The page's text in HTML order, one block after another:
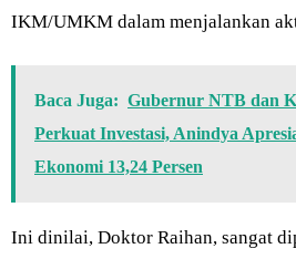
IKM/UMKM dalam menjalankan
Baca Juga: Gubernur NTB dan
Perkuat Investasi, Anindya
Ekonomi 13,24 Persen
Ini dinilai, Doktor Raihan, sangat